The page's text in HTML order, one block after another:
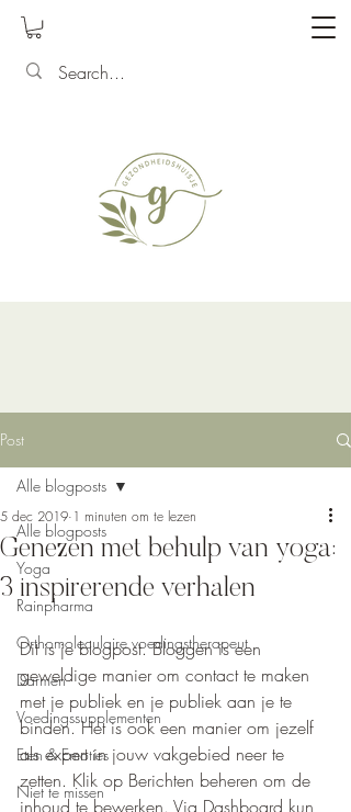
Post
Alle blogposts
Yoga
Rainpharma
Orthomoleculaire voedingstherapeut
Darmen
Voedingssupplementen
Eten & Emoties
Niet te missen
Alle blogposts
Genezen met behulp van yoga:
3 inspirerende verhalen
5 dec 2019 1 minuten om te lezen
Dit is je blogpost. Bloggen is een
geweldige manier om contact te maken
met je publiek en je publiek aan je te
binden. Het is ook een manier om jezelf
als expert in jouw vakgebied neer te
zetten. Klik op Berichten beheren om de
inhoud te bewerken. Via Dashboard kun